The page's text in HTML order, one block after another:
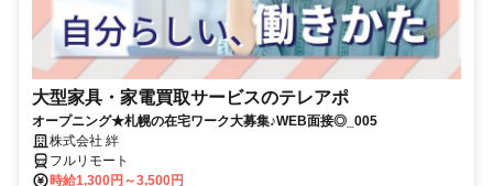
大型家具・家電買取サービスのテレアポ
オープニング★札幌の在宅ワーク大募集♪WEB面接◎_005
株式会社 絆
フルリモート
時給1,300円～3,500円